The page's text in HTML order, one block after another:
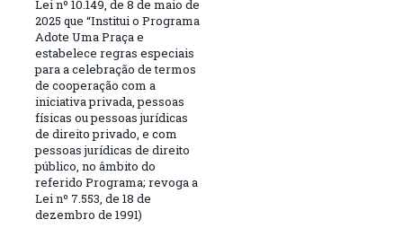
Lei nº 10.149, de 8 de maio de
2025 que “Institui o Programa
Adote Uma Praça e
estabelece regras especiais
para a celebração de termos
de cooperação com a
iniciativa privada, pessoas
físicas ou pessoas jurídicas
de direito privado, e com
pessoas jurídicas de direito
público, no âmbito do
referido Programa; revoga a
Lei nº 7.553, de 18 de
dezembro de 1991)